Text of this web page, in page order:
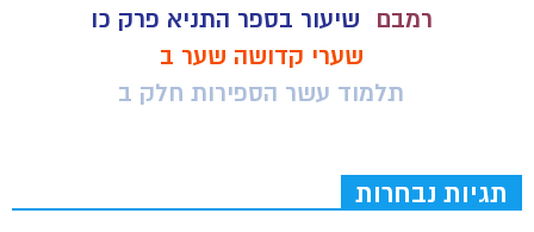
רמבם
שיעור בספר התניא פרק כו
שערי קדושה שער ב
תלמוד עשר הספירות חלק ב
תגיות נבחרות